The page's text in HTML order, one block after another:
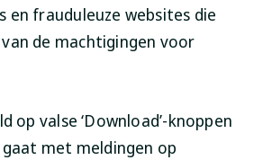
en frauduleuze websites die
de machtigingen voor
op valse ‘Download’-knoppen
met meldingen op